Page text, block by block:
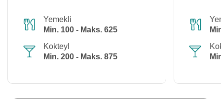
Yemekli
Min. 100 - Maks. 625
Kokteyl
Min. 200 - Maks. 875